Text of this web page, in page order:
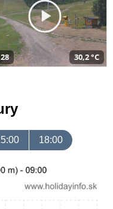
30,2 °C
18:00